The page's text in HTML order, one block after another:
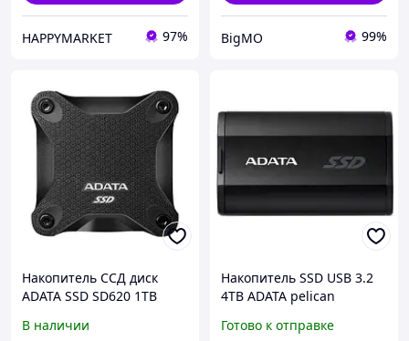
HAPPYMARKET 97% BigMO 99%
Накопитель ССД диск
ADATA SSD SD620 1TB
В наличии
Накопитель SSD USB 3.2
4TB ADATA pelican
Готово к отправке